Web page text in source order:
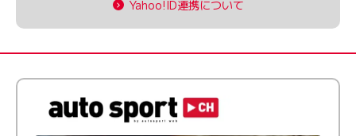
Yahoo!ID連携について